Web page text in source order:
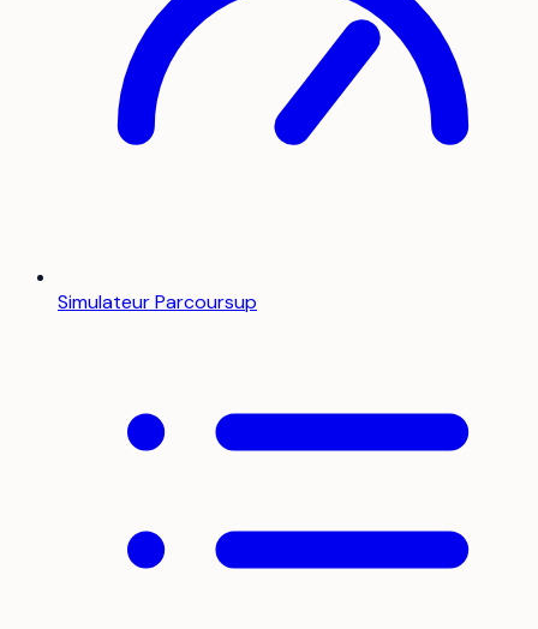
Simulateur Parcoursup